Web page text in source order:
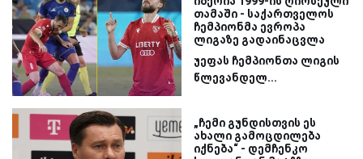
თამაში - საქართველოს
ჩემპიონმა ევროპა
ლიგაზე გადაინაცვლა
უეფას ჩემპიონთა ლიგის
წლევანდელ...
„ჩემი გუნდისთვის ეს
ახალი გამოცდილება
იქნება“ - დემჩენკო